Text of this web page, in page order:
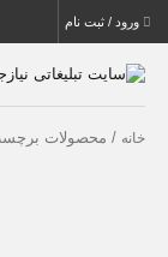
ورود / ثبت نام
خانه / محصولات